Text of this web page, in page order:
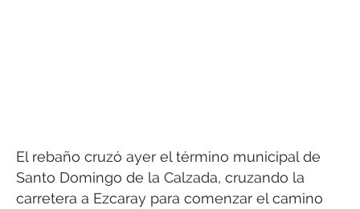
El rebaño cruzó ayer el término municipal de
Santo Domingo de la Calzada, cruzando la
carretera a Ezcaray para comenzar el camino